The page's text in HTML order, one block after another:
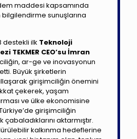
maddesi kapsamında
sunuşlarına
destekli ilk Teknoloji
TEKMER CEO’su İmran
ar-ge ve inovasyonun
Büyük şirketlerin
girişimciliğin önemini
çekerek, yaşam
ve ülke ekonomisine
girişimciliğin
çabaladıklarını aktarmıştır.
kalkınma hedeflerine